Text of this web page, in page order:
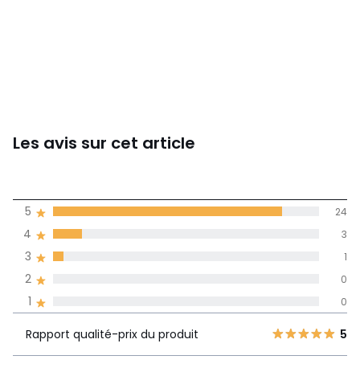
Les avis sur cet article
4,8
(28)
4 3
Rapport
qualité-prix du
5
1 0
2 0
3 1
4 3
5 24
Rapport qualité-prix du produit 5